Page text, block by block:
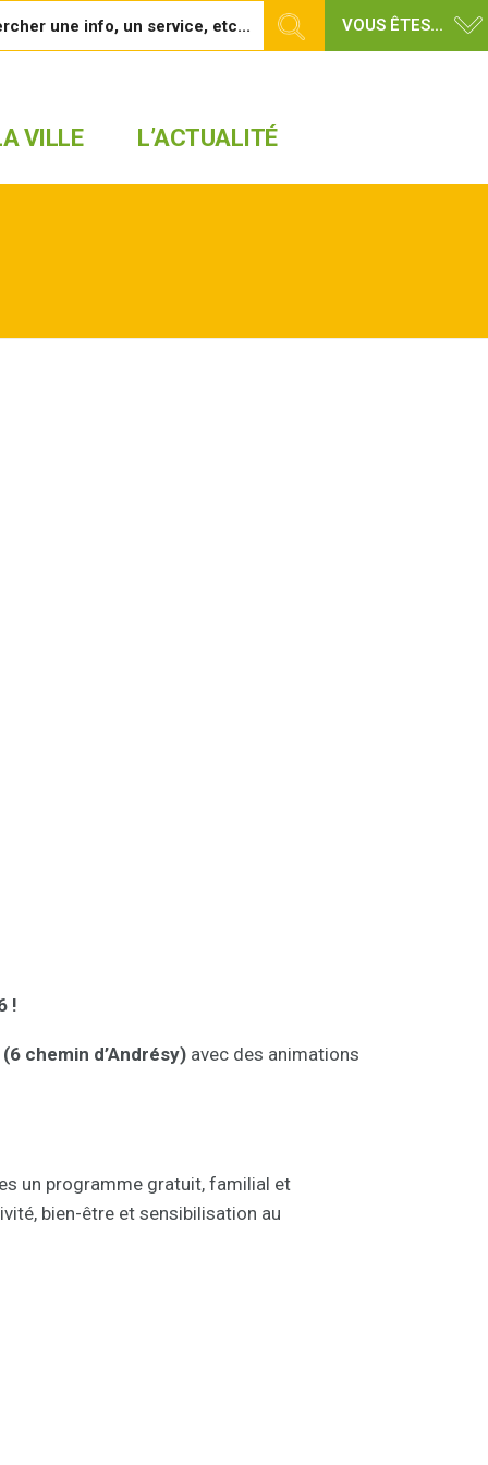
VOUS ÊTES...
VILLE L’ACTUALITÉ
!
chemin d’Andrésy) avec des animations
un programme gratuit, familial et
bien-être et sensibilisation au